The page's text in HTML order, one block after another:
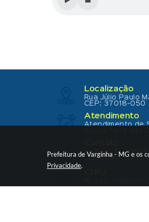
Prefeitura de Varginha - MG e os
Privacidade.
Localização
Rua Júlio Paulo
CEP: 37018-050
Atendimento
Atendimento de
(35) 3690-2000